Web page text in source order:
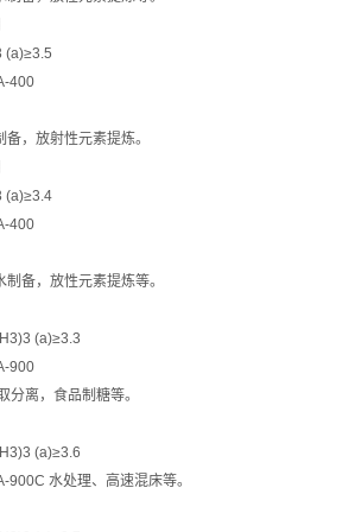
(a)≥3.5
400
，放射性元素提炼。
(a)≥3.4
400
备，放性元素提炼等。
(a)≥3.3
900
分离，食品制糖等。
(a)≥3.6
水处理、高速混床等。